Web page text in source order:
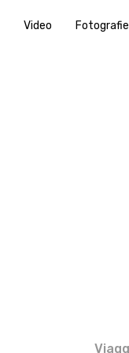
Video Fotografie